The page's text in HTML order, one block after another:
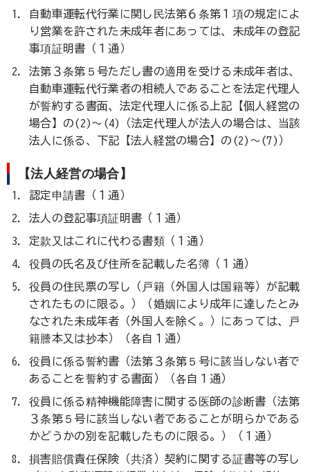
自動車運転代行業に関し民法第６条第１項の規定によ
り営業を許された未成年者にあっては、未成年の登記
事項証明書（１通）
法第３条第５号ただし書の適用を受ける未成年者は、
自動車運転代行業者の相続人であることを法定代理人
が誓約する書面、法定代理人に係る上記【個人経営の
場合】の(2)～(4)（法定代理人が法人の場合は、当該
法人に係る、下記【法人経営の場合】の(2)～(7)）
【法人経営の場合】
認定申請書（１通）
法人の登記事項証明書（１通）
定款又はこれに代わる書類（１通）
役員の氏名及び住所を記載した名簿（１通）
役員の住民票の写し（戸籍（外国人は国籍等）が記載
されたものに限る。）（婚姻により成年に達したとみ
なされた未成年者（外国人を除く。）にあっては、戸
籍謄本又は抄本）（各自１通）
役員に係る誓約書（法第３条第５号に該当しない者で
あることを誓約する書面）（各自１通）
役員に係る精神機能障害に関する医師の診断書（法第
３条第５号に該当しない者であることが明らかである
かどうかの別を記載したものに限る。）（１通）
損害賠償責任保険（共済）契約に関する証書等の写し